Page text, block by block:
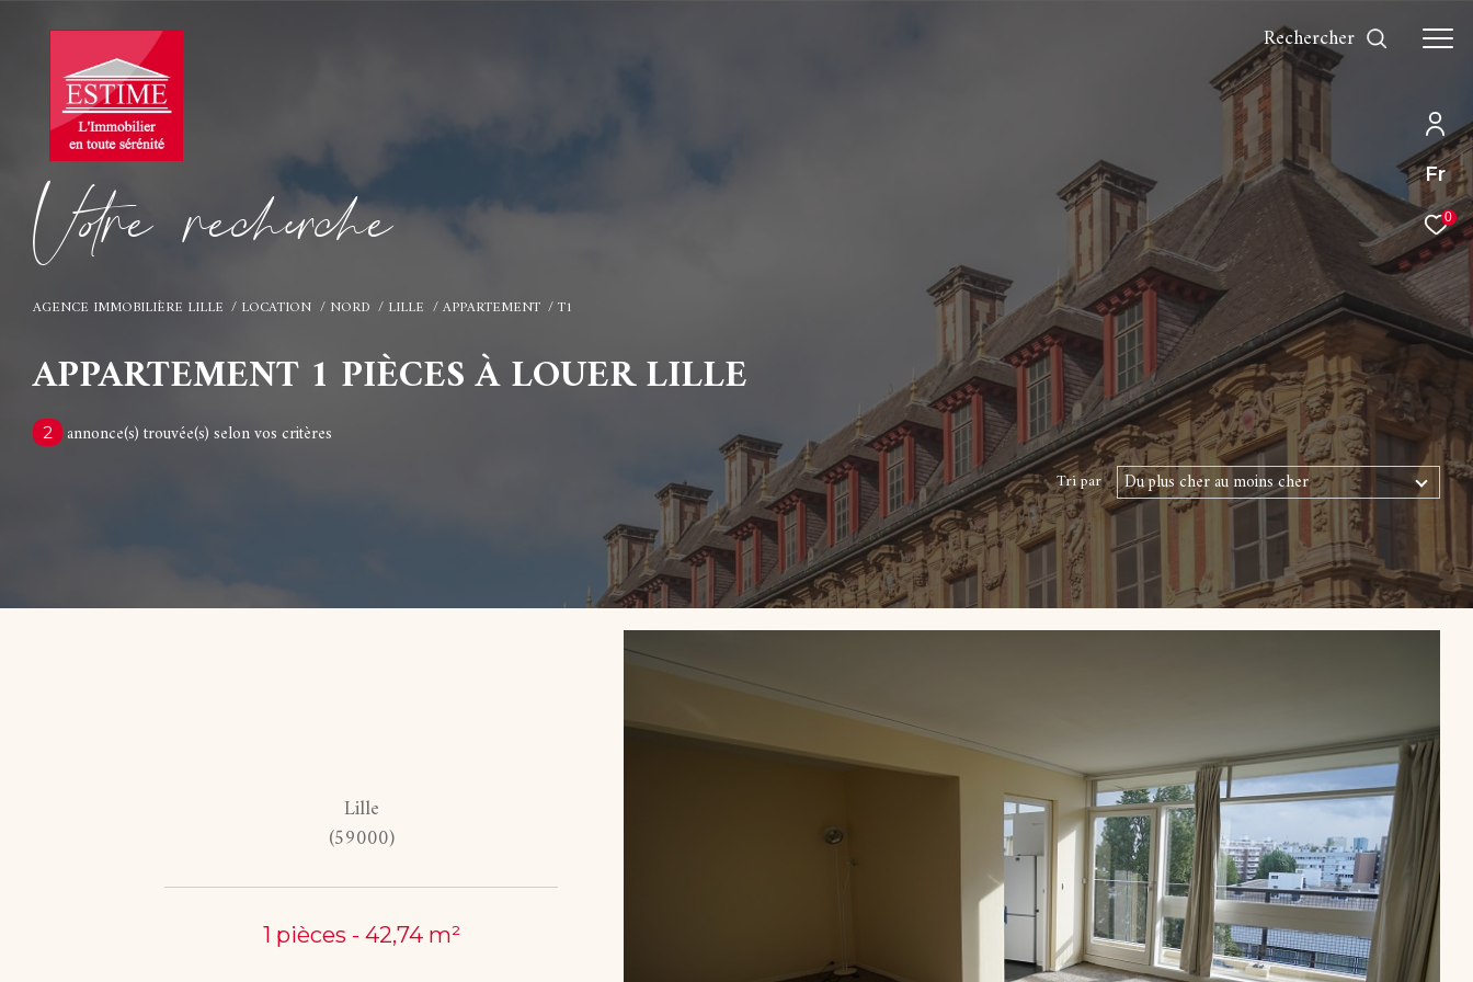
Fr
0
rechercher
Vore recece
AGENCE IMMOBILIÈRE LILLE LOCATION NORD LILLE APPARTEMENT T1
APPARTEMENT 1 PIÈCES À LOUER LILLE
2 annonce(s) trouvée(s) selon vos critères
Tri par Du plus cher au moins cher
Lille
(59000)
1 pièces - 42,74 m²